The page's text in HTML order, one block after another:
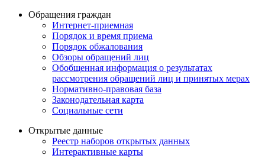
Обращения граждан
Интернет-приемная
Порядок и время приема
Порядок обжалования
Обзоры обращений лиц
Обобщенная информация о результатах
рассмотрения обращений лиц и принятых мерах
Нормативно-правовая база
Законодательная карта
Социальные сети
Открытые данные
Реестр наборов открытых данных
Интерактивные карты